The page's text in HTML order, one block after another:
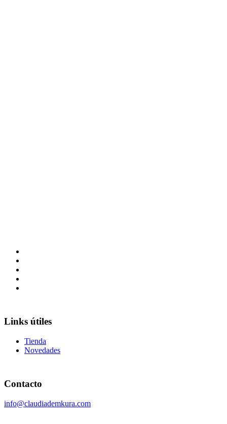
Links útiles
Tienda
Novedades
Contacto
info@claudiademkura.com